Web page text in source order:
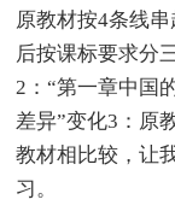
原教材按4条线
后按课标要求分
2：“第一章中国
差异”变化3：原
教材相比较，让
习。